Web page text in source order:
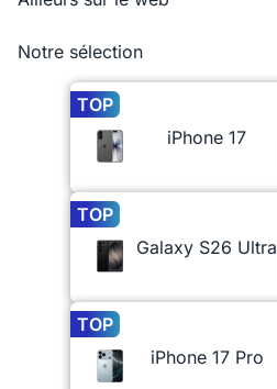
Notre sélection
TOP
iPhone 17
TOP
Galaxy S26 Ultra
TOP
iPhone 17 Pro